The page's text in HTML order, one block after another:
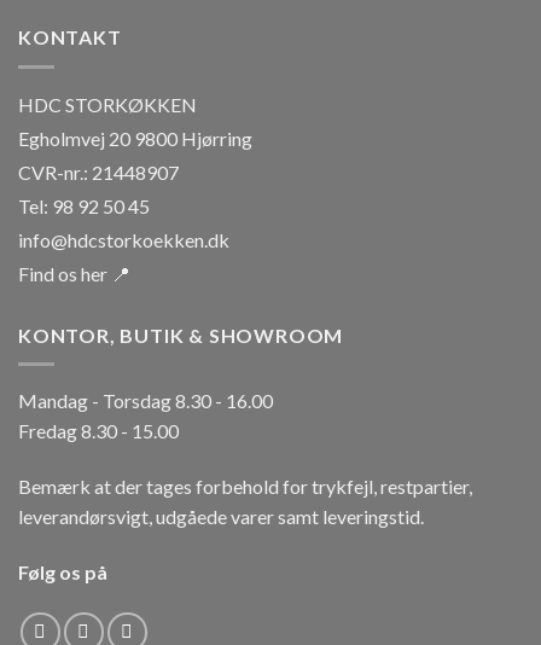
Mulighederne
kan
på
varesiden
KONTAKT
HDC STORKØKKEN
Egholmvej 20 9800 Hjørring
CVR-nr.: 21448907
Tel: 98 92 50 45
info@hdcstorkoekken.dk
Find os her 📍
KONTOR, BUTIK & SHOWROOM
Mandag - Torsdag 8.30 - 16.00
Fredag 8.30 - 15.00
Bemærk at der tages forbehold for trykfejl, restpartier,
leverandørsvigt, udgåede varer samt leveringstid.
Følg os på